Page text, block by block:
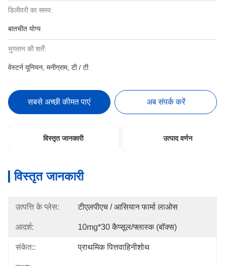
डिलीवरी का समय:
बातचीत योग्य
भुगतान की शर्तें:
वेस्टर्न यूनियन, मनीग्राम, टी / टी
सबसे अच्छी कीमत पाएं अब संपर्क करें
विस्तृत जानकारी उत्पाद वर्णन
विस्तृत जानकारी
उत्पत्ति के प्लेस: टीएलपीएच / आसियान फार्मा लाओस
आदर्श: 10mg*30 कैप्सूल/फ्लास्क (बॉक्स)
संकेत:: प्राथमिक पित्तवाहिनीशोथ